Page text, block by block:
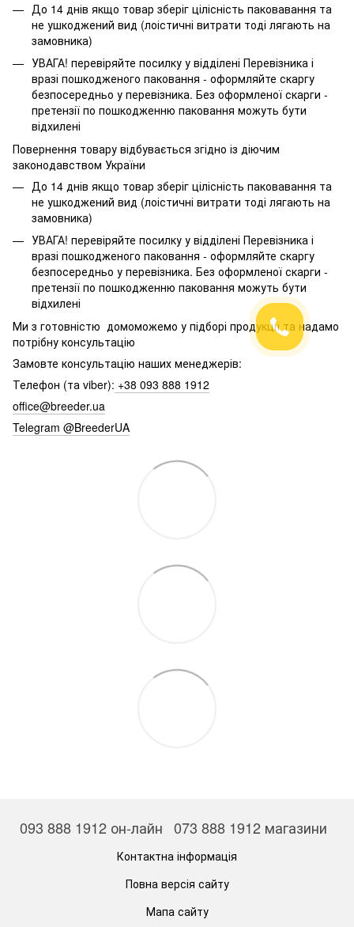
До 14 днів якщо товар зберіг цілісність паковавання та
не ушкоджений вид (лоістичні витрати тоді лягають на
замовника)
УВАГА! перевіряйте посилку у відділені Перевізника і
вразі пошкодженого паковання - оформляйте скаргу
безпосередньо у перевізника. Без оформленої скарги -
претензії по пошкодженню паковання можуть бути
відхилені
Повернення товару відбувається згідно із діючим
законодавством України
До 14 днів якщо товар зберіг цілісність паковавання та
не ушкоджений вид (лоістичні витрати тоді лягають на
замовника)
УВАГА! перевіряйте посилку у відділені Перевізника і
вразі пошкодженого паковання - оформляйте скаргу
безпосередньо у перевізника. Без оформленої скарги -
претензії по пошкодженню паковання можуть бути
відхилені
Ми з готовністю домоможемо у підборі продукції та надамо
потрібну консультацію
Замовте консультацію наших менеджерів:
Телефон (та viber): +38 093 888 1912
office@breeder.ua
Telegram @BreederUA
093 888 1912 он-лайн 073 888 1912 магазини
Контактна інформація
Повна версія сайту
Мапа сайту